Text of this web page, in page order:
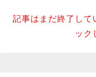
記事はまだ終了して
ック